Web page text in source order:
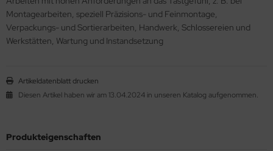
Montagearbeiten, speziell Präzisions- und Feinmontage,
Verpackungs- und Sortierarbeiten, Handwerk, Schlossereien und
Werkstätten, Wartung und Instandsetzung
Artikeldatenblatt drucken
Diesen Artikel haben wir am 13.04.2024 in unseren Katalog aufgenommen.
Produkteigenschaften